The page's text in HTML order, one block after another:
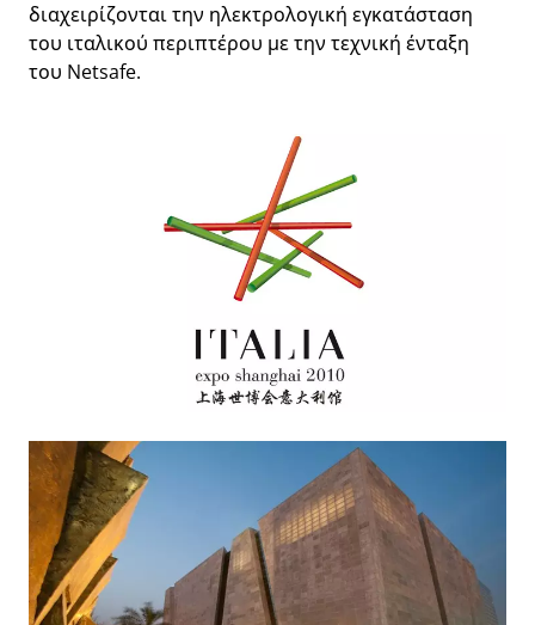
διαχειρίζονται την ηλεκτρολογική εγκατάσταση
του ιταλικού περιπτέρου με την τεχνική ένταξη
του Netsafe.